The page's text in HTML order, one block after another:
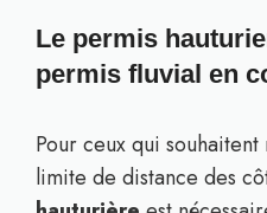
Le permis
permis fluvial en
Pour ceux qui souhaitent
limite de distance des